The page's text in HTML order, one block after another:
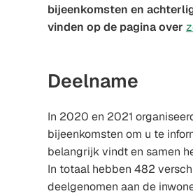
bijeenkomsten en
vinden op de pagina over
Deelname
In 2020 en 2021
bijeenkomsten om u te
belangrijk vindt en samen
In totaal hebben 482
deelgenomen aan de